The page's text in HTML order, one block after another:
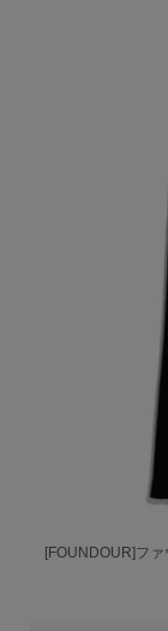
[FOUNDOUR]フ